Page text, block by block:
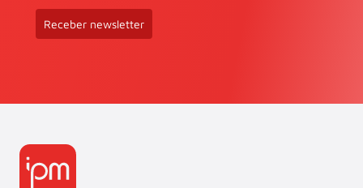
Receber newsletter